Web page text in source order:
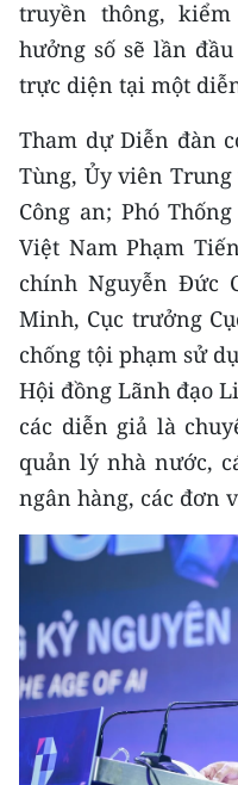
Media Du lịch
Media Thế giới
Media Thể thao
Media Giáo dục
Media Y tế
Media Khoa học -
Media Môi trường
Ảnh
Infographic
TIN MỚI
TIN ĐỊA PHƯƠNG
Trung du và miền
Đồng bằng sông
Bắc Trung Bộ
truyền thông,
hưởng số sẽ lần
trực diện tại một
Tham dự Diễn đàn
Tùng, Ủy viên
Công an; Phó
Việt Nam Phạm
chính Nguyễn Đức
Minh, Cục trưởng
chống tội phạm sử
Hội đồng Lãnh đạo
các diễn giả là
quản lý nhà nước,
ngân hàng, các đơn